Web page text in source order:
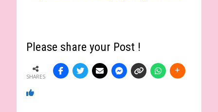
Please share your Post !
SHARES